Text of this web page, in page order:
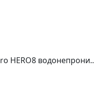
HERO8 водонепрони..